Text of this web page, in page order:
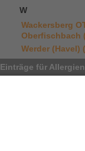
W
Wackersberg
Oberfischbach
Werder (Havel)
Einträge für